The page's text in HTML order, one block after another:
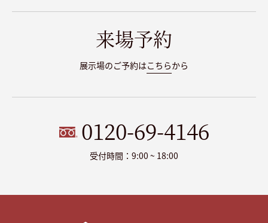
来場予約
展示場のご予約はこちらから
0120-69-4146
受付時間：9:00 ~ 18:00